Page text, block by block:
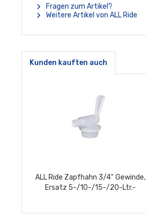
Fragen zum Artikel?
Weitere Artikel von ALL Ride
Kunden kauften auch
ALL Ride Zapfhahn 3/4“ Gewinde,
Ersatz 5-/10-/15-/20-Ltr.-